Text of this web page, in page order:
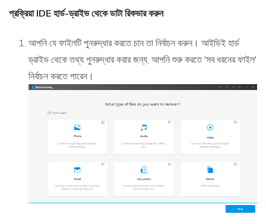
প্রক্রিয়া IDE হার্ড-ড্রাইভ থেকে ডাটা রিকভার করুন
আপনি যে ফাইলটি পুনরুদ্ধার করতে চান তা নির্বাচন করুন। আইডিই হার্ড
ড্রাইভ থেকে তথ্য পুনরুদ্ধার করার জন্য, আপনি শুরু করতে 'সব ধরনের ফাইল'
নির্বাচন করতে পারেন।